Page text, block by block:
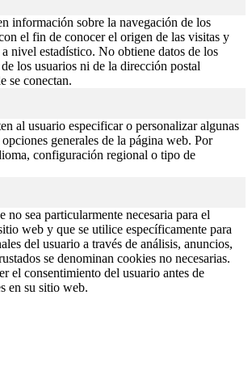
información sobre la navegación de los
el fin de conocer el origen de las visitas y
nivel estadístico. No obtiene datos de los
los usuarios ni de la dirección postal
se conectan.
al usuario especificar o personalizar algunas
generales de la página web. Por
configuración regional o tipo de
no sea particularmente necesaria para el
web y que se utilice específicamente para
del usuario a través de análisis, anuncios,
se denominan cookies no necesarias.
el consentimiento del usuario antes de
en su sitio web.